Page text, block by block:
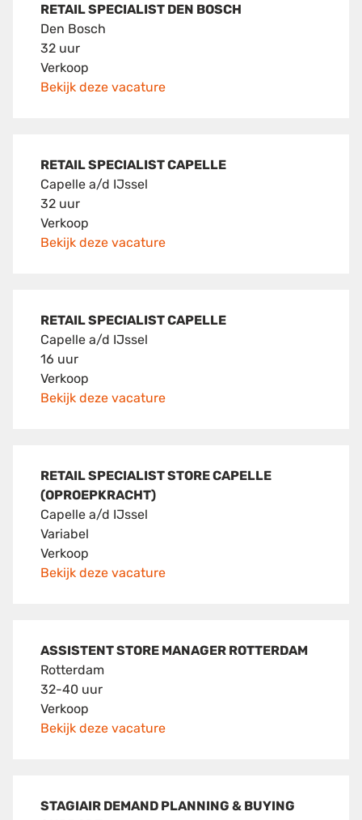
RETAIL SPECIALIST DEN BOSCH
Den Bosch
32 uur
Verkoop
Bekijk deze vacature
RETAIL SPECIALIST CAPELLE
Capelle a/d IJssel
32 uur
Verkoop
Bekijk deze vacature
RETAIL SPECIALIST CAPELLE
Capelle a/d IJssel
16 uur
Verkoop
Bekijk deze vacature
RETAIL SPECIALIST STORE CAPELLE
(OPROEPKRACHT)
Capelle a/d IJssel
Variabel
Verkoop
Bekijk deze vacature
ASSISTENT STORE MANAGER ROTTERDAM
Rotterdam
32-40 uur
Verkoop
Bekijk deze vacature
STAGIAIR DEMAND PLANNING & BUYING